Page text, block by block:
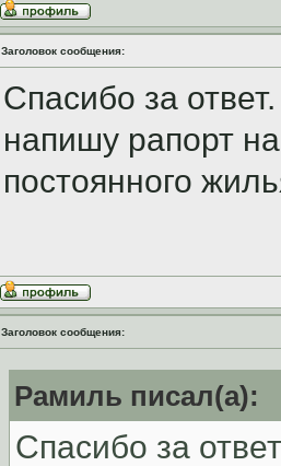
Заголовок сообщения:
Спасибо за
напишу рапорт
постоянного
Заголовок сообщения:
Рамиль писал(а):
Спасибо за